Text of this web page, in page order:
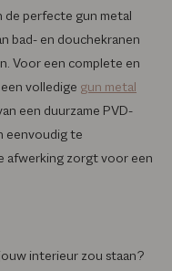
de perfecte gun metal
bad- en douchekranen
Voor een complete en
volledige gun metal
een duurzame PVD-
eenvoudig te
afwerking zorgt voor een
interieur zou staan?